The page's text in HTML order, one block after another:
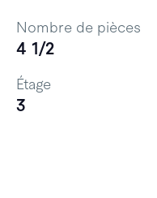
Nombre de pièces
4 1/2
Étage
3